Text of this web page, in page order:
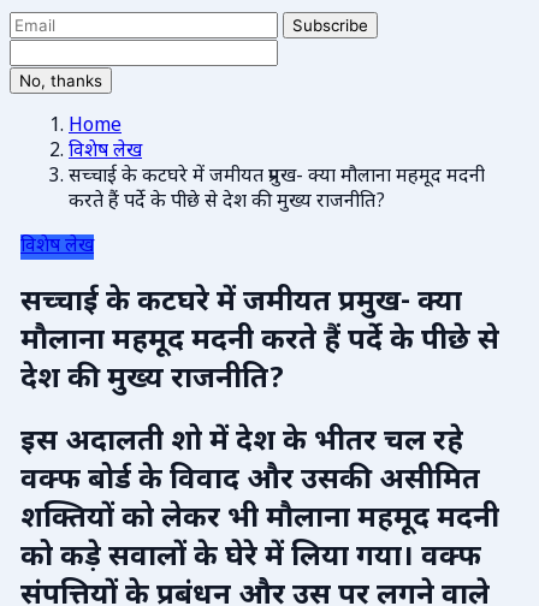
Subscribe
No, thanks
Home
विशेष लेख
सच्चाई के कटघरे में जमीयत प्रमुख- क्या मौलाना महमूद मदनी
करते हैं पर्दे के पीछे से देश की मुख्य राजनीति?
विशेष लेख
सच्चाई के कटघरे में जमीयत प्रमुख- क्या
मौलाना महमूद मदनी करते हैं पर्दे के पीछे से
देश की मुख्य राजनीति?
इस अदालती शो में देश के भीतर चल रहे
वक्फ बोर्ड के विवाद और उसकी असीमित
शक्तियों को लेकर भी मौलाना महमूद मदनी
को कड़े सवालों के घेरे में लिया गया। वक्फ
संपत्तियों के प्रबंधन और उस पर लगने वाले